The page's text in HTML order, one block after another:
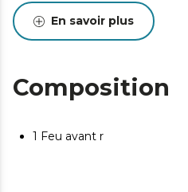
En savoir plus
Composition
1 Feu avant r